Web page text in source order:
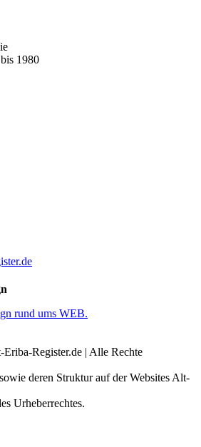
1980
Register.de | Alle Rechte
deren Struktur auf der Websites Alt-
Urheberrechtes.